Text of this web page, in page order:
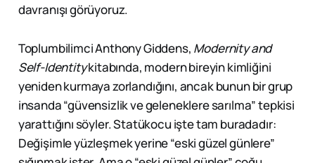
davranışı görüyoruz.
Toplumbilimci Anthony Giddens, Modernity and
Self-Identitykitabında, modern bireyin kimliğini
yeniden kurmaya zorlandığını, ancak bunun bir grup
insanda “güvensizlik ve geleneklere sarılma” tepkisi
yarattığını söyler. Statükocu işte tam buradadır:
Değişimle yüzleşmek yerine “eski güzel günlere”